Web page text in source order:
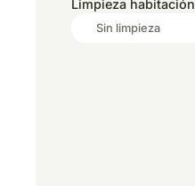
Limpieza habitación